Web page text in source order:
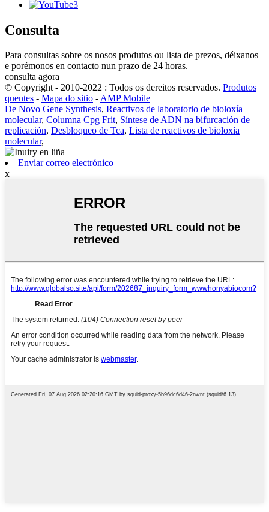
Consulta
Para consultas sobre os nosos produtos ou lista de prezos, déixanos
e porémonos en contacto nun prazo de 24 horas.
consulta agora
© Copyright - 2010-2022 : Todos os dereitos reservados. Produtos
quentes - Mapa do sitio -AMP Mobile
De Novo Gene Synthesis, Reactivos de laboratorio de bioloxía
molecular, Columna Cpg Frit, Síntese de ADN na bifurcación de
replicación, Desbloqueo de Tca, Lista de reactivos de bioloxía
molecular,
Enviar correo electrónico
x